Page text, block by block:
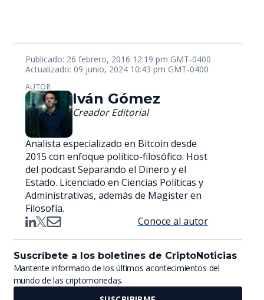
Publicado: 26 febrero, 2016 12:19 pm GMT-0400
Actualizado: 09 junio, 2024 10:43 pm GMT-0400
AUTOR
Iván Gómez
Creador Editorial
Analista especializado en Bitcoin desde
2015 con enfoque político-filosófico. Host
del podcast Separando el Dinero y el
Estado. Licenciado en Ciencias Políticas y
Administrativas, además de Magister en
Filosofía.
Conoce al autor
Suscríbete a los boletines de CriptoNoticias
Mantente informado de los últimos acontecimientos del
mundo de las criptomonedas.